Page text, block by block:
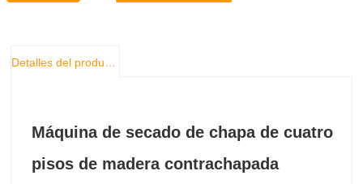
Detalles del producto
Máquina de secado de chapa de cuatro
pisos de madera contrachapada